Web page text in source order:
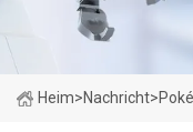
Heim>Nachricht>